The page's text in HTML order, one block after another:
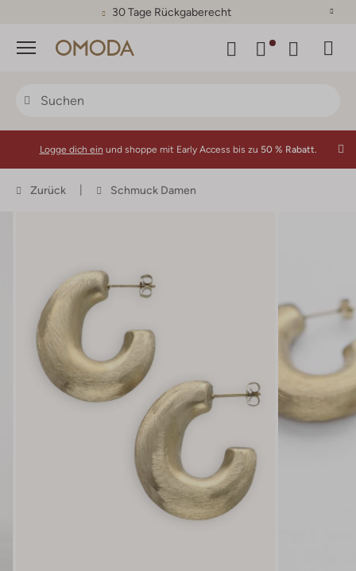
30 Tage Rückgaberecht
Menü
Logge dich ein und shoppe mit Early Access bis zu 50 % Rabatt.
Zurück Schmuck Damen